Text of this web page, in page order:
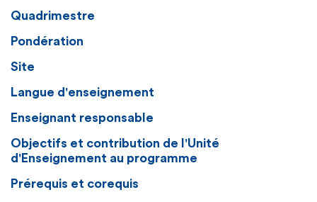
Quadrimestre
Pondération
Site
Langue d'enseignement
Enseignant responsable
Objectifs et contribution de l'Unité
d'Enseignement au programme
Prérequis et corequis